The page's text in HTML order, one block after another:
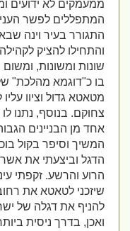
ממעמקים לא ידועים
המתפללים לפשר
התגורר בעיר וינה
והתחילו להציק
שונות ומשונות,
בו כ"דוגמא מהלכת" של
מטאטא גדול וציוו עליו
צחוקם. בנוסף, נתנו לו
אחד מן הבניינים
המשיך וסיפר בקול
הדגל וביצעתי את אשר
הרוע והרשע. זקפתי
שיזכני לטאטא את
להניף את דגלה של
ואכן, בדרך ניסית